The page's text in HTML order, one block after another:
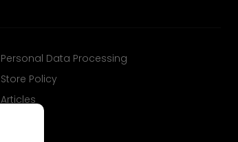
Personal Data Processing
Store Policy
Articles